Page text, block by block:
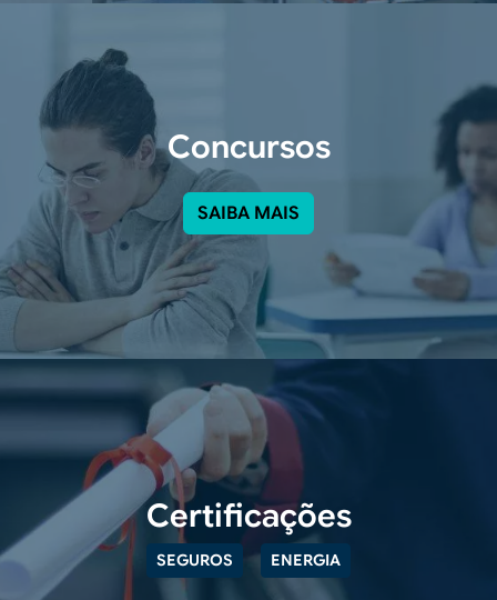
Concursos
SAIBA MAIS
Certificações
SEGUROS ENERGIA